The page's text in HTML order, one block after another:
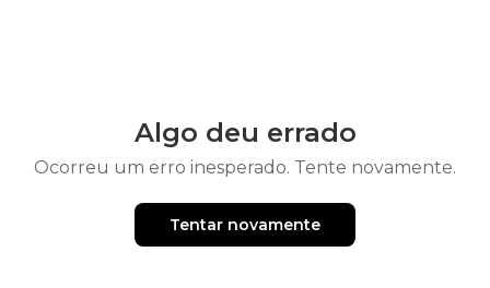
Algo deu errado
Ocorreu um erro inesperado. Tente novamente.
Tentar novamente